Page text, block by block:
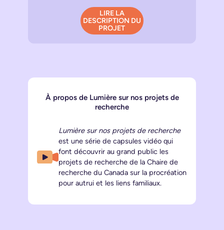
LIRE LA
DESCRIPTION DU
PROJET
À propos de Lumière sur nos projets de
recherche
Lumière sur nos projets de recherche
est une série de capsules vidéo qui
font découvrir au grand public les
projets de recherche de la Chaire de
recherche du Canada sur la procréation
pour autrui et les liens familiaux.